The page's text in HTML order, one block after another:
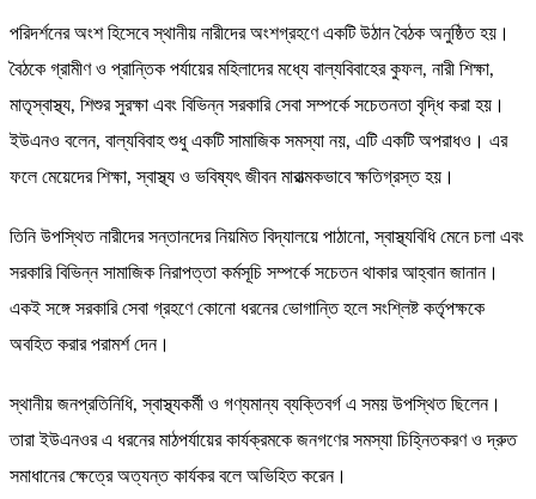
পরিদর্শনের অংশ হিসেবে স্থানীয় নারীদের অংশগ্রহণে একটি উঠান বৈঠক অনুষ্ঠিত হয়।
বৈঠকে গ্রামীণ ও প্রান্তিক পর্যায়ের মহিলাদের মধ্যে বাল্যবিবাহের কুফল, নারী শিক্ষা,
মাতৃস্বাস্থ্য, শিশুর সুরক্ষা এবং বিভিন্ন সরকারি সেবা সম্পর্কে সচেতনতা বৃদ্ধি করা হয়।
ইউএনও বলেন, বাল্যবিবাহ শুধু একটি সামাজিক সমস্যা নয়, এটি একটি অপরাধও। এর
ফলে মেয়েদের শিক্ষা, স্বাস্থ্য ও ভবিষ্যৎ জীবন মারাত্মকভাবে ক্ষতিগ্রস্ত হয়।
তিনি উপস্থিত নারীদের সন্তানদের নিয়মিত বিদ্যালয়ে পাঠানো, স্বাস্থ্যবিধি মেনে চলা এবং
সরকারি বিভিন্ন সামাজিক নিরাপত্তা কর্মসূচি সম্পর্কে সচেতন থাকার আহ্বান জানান।
একই সঙ্গে সরকারি সেবা গ্রহণে কোনো ধরনের ভোগান্তি হলে সংশ্লিষ্ট কর্তৃপক্ষকে
অবহিত করার পরামর্শ দেন।
স্থানীয় জনপ্রতিনিধি, স্বাস্থ্যকর্মী ও গণ্যমান্য ব্যক্তিবর্গ এ সময় উপস্থিত ছিলেন।
তারা ইউএনওর এ ধরনের মাঠপর্যায়ের কার্যক্রমকে জনগণের সমস্যা চিহ্নিতকরণ ও দ্রুত
সমাধানের ক্ষেত্রে অত্যন্ত কার্যকর বলে অভিহিত করেন।